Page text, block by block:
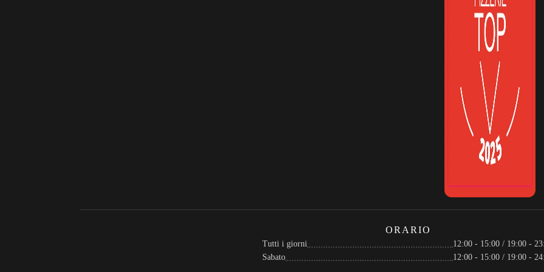
ORARIO
Tutti i giorni
12:00 - 15:00 / 19:00 -
Sabato
12:00 - 15:00 / 19:00 -